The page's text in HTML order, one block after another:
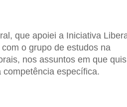
que apoiei a Iniciativa
o grupo de estudos na
nos assuntos em que
específica.